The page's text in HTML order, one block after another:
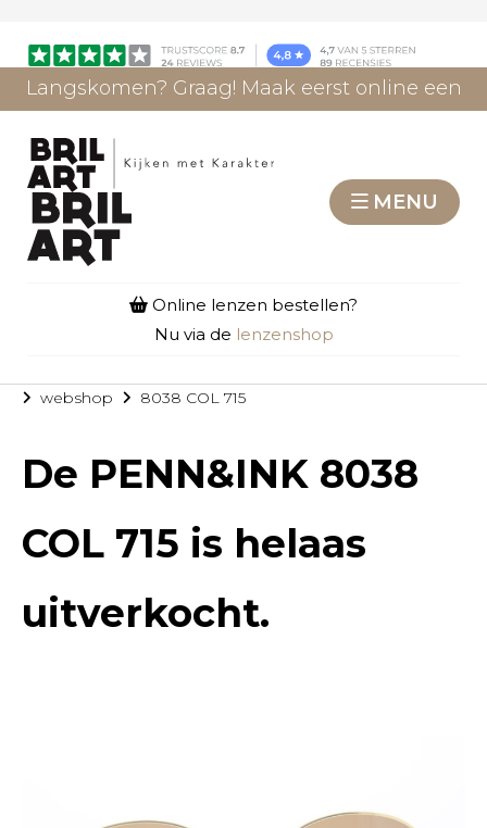
Langskomen? Graag! Maak eerst online een
MENU
Online lenzen bestellen?
Nu via de lenzenshop
webshop 8038 COL 715
De PENN&INK 8038
COL 715 is helaas
uitverkocht.